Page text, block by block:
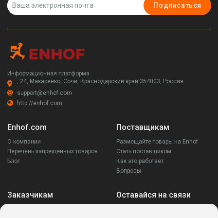
Подписаться
Информационная платформа
, 24, Макаренко, Сочи, Краснодарский край 354003, Россия
support@enhof.com
http://enhof.com
Enhof.com
О компании
Перечень запрещенных товаров
Блог
Поставщикам
Размещайте товары на Enhof
Стать поставщиком
Как это работает
Вопросы
Заказчикам Оставайся на связи